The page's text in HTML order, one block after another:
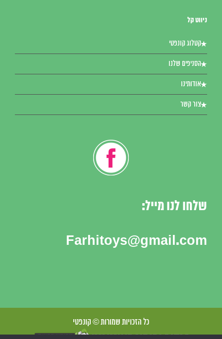
ניווט קל
קטלוג קונפטי
הסניפים שלנו
אודותינו
צור קשר
שלחו לנו מייל:
Farhitoys@gmail.com
כל הזכויות שמורות © קונפטי